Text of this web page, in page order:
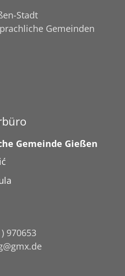
Stadt
Gemeinden
Gemeinde Gießen
970653